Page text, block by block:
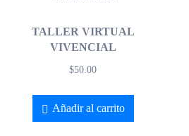
TALLER VIRTUAL
VIVENCIAL
$50.00
Añadir al carrito